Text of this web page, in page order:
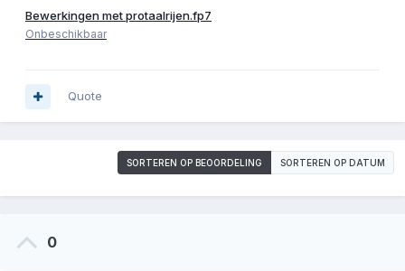
Bewerkingen met protaalrijen.fp7
Onbeschikbaar
Quote
SORTEREN OP BEOORDELING SORTEREN OP DATUM
0